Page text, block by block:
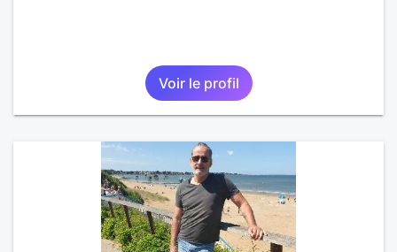
Voir le profil